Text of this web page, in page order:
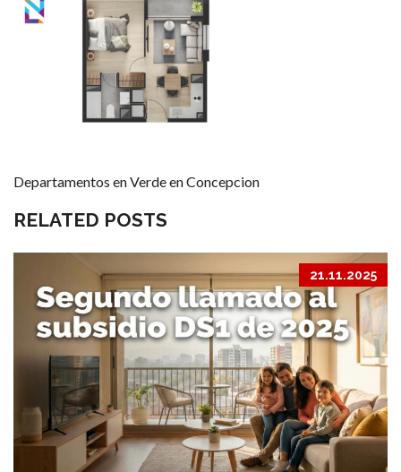
Departamentos en Verde en Concepcion
RELATED POSTS
21.11.2025